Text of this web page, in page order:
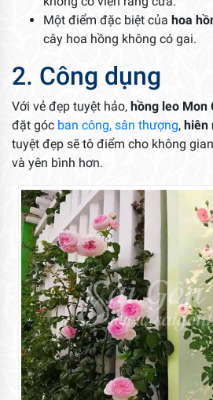
Một điểm đặc biệt của hoa
cây hoa hồng không có gai.
2. Công dụng
Với vẻ đẹp tuyệt hảo, hồng leo Mon
đặt góc ban công, sân thượng, hiên
tuyệt đẹp sẽ tô điểm cho không
và yên bình hơn.